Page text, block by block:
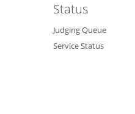
Status
Judging Queue
Service Status